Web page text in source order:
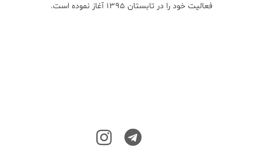
فعالیت خود را در تابستان ۱۳۹۵ آغاز نموده است.